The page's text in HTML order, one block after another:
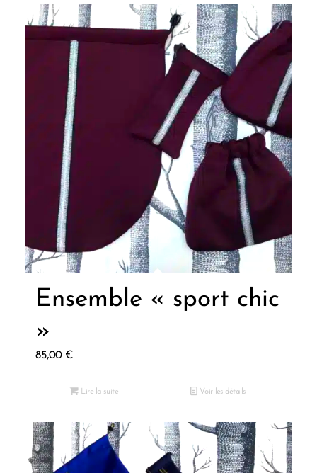
Ensemble « sport chic
»
85,00 €
Lire la suite Voir les détails